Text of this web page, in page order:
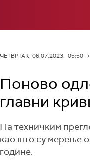
ЧЕТВРТАК, 06.07.2023, 05:50 -
Поново
главни
На техничким
као што су мерење
године.